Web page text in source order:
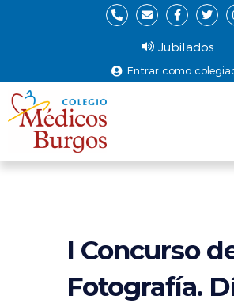
Entrar como
Jubilados
I Concurso
Fotografía.